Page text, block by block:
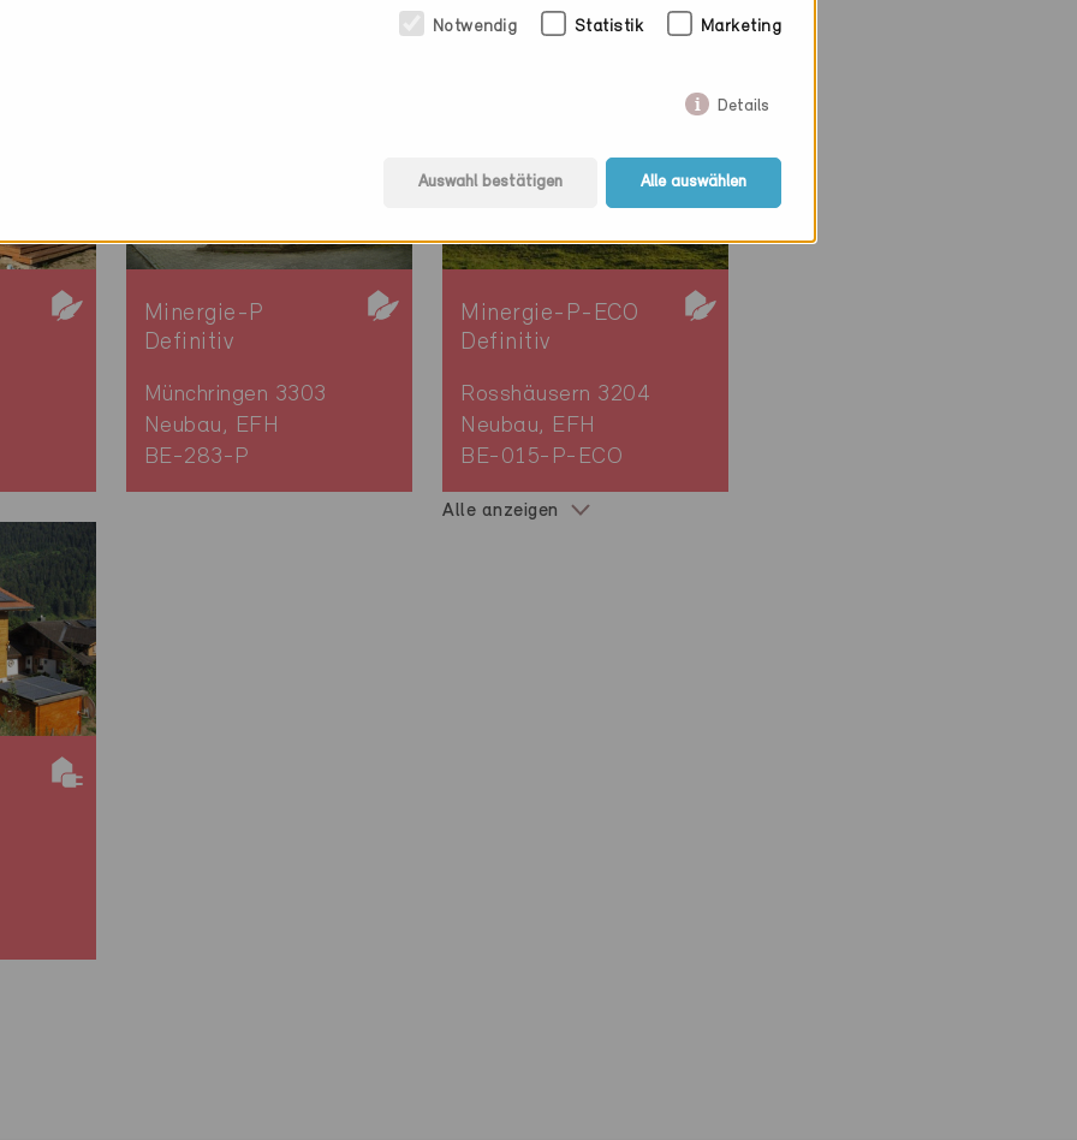
Minergie-P
Definitiv
Münchringen 3303
Neubau, EFH
BE-283-P
Minergie-P-ECO
Definitiv
Rosshäusern 3204
Neubau, EFH
BE-015-P-ECO
Alle anzeigen
Notwendig Statistik Marketing
Details
Auswahl bestätigen Alle auswählen